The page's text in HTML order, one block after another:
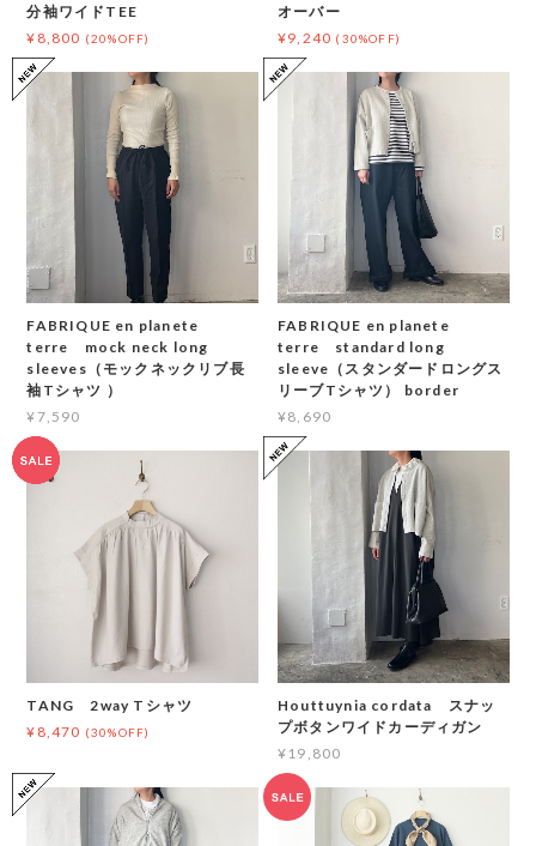
分袖ワイドTEE
¥8,800 (20%OFF)
オーバー
¥9,240 (30%OFF)
FABRIQUE en planete
terre mock neck long
sleeves（モックネックリブ長
袖Tシャツ ）
¥7,590
FABRIQUE en planete
terre standard long
sleeve（スタンダードロングス
リーブTシャツ） border
¥8,690
TANG 2way Tシャツ
¥8,470 (30%OFF)
Houttuynia cordata スナッ
プボタンワイドカーディガン
¥19,800